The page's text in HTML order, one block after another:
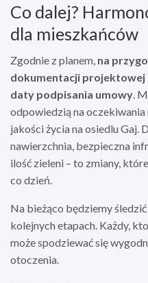
Co dalej?
dla mieszkańców
Zgodnie z planem, na
dokumentacji projektowej
daty podpisania umowy.
odpowiedzią na
jakości życia na osiedlu Gaj.
nawierzchnia, bezpieczna
ilość zieleni – to zmiany,
co dzień.
Na bieżąco będziemy
kolejnych etapach. Każdy,
może spodziewać się
otoczenia.